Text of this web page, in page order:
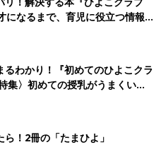
なるまで、育児に役立つ情報が
るわかり！『初めてのひよこクラ
集〉初めての授乳がうまくい
クの基本と夏のトラブル 解決テ
！2冊の「たまひよ」